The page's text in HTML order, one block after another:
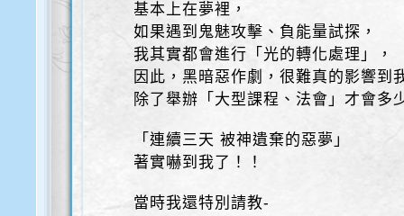
基本上在夢裡，
如果遇到鬼魅攻擊、負能量試探，
我其實都會進行「光的轉化處理」，
因此，黑暗惡作劇，很難真的影響到
除了舉辦「大型課程、法會」才會多
「連續三天 被神遺棄的惡夢」
著實嚇到我了！！
當時我還特別請教-